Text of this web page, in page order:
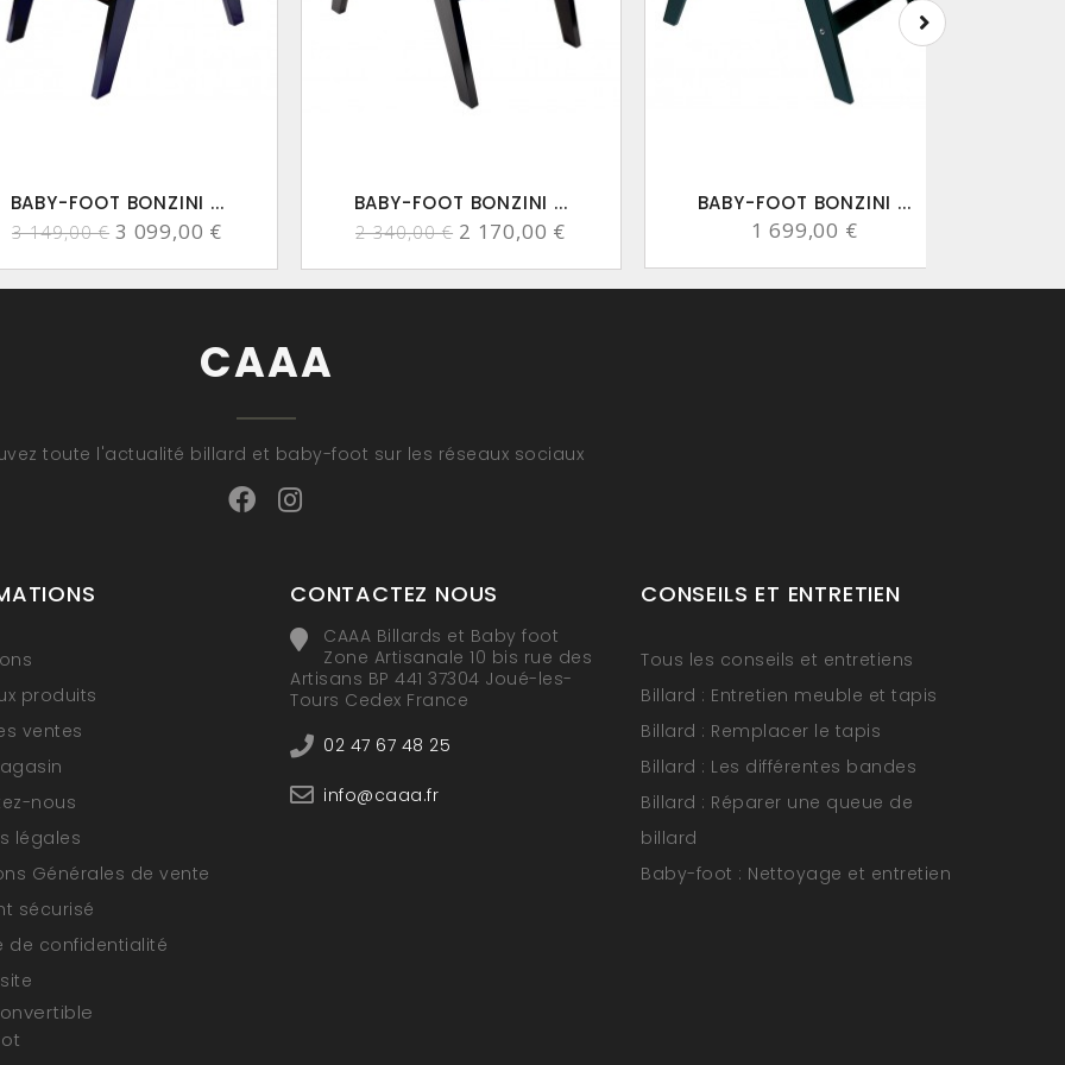
BABY-FOOT BONZINI ...
3 149,00 € 3 099,00 €
BABY-FOOT BONZINI ...
2 340,00 € 2 170,00 €
BABY-FOOT BONZINI ...
1 699,00 €
CAAA
toute l'actualité billard et baby-foot sur les réseaux sociaux
produits
ventes
nous
légales
Générales de vente
sécurisé
de confidentialité
CONTACTEZ NOUS
CAAA Billards et Baby foot
Zone Artisanale 10 bis rue des
Artisans BP 441 37304 Joué-les-
Tours Cedex France
02 47 67 48 25
info@caaa.fr
CONSEILS ET ENTRETIEN
Tous les conseils et entretiens
Billard : Entretien meuble et tapis
Billard : Remplacer le tapis
Billard : Les différentes bandes
Billard : Réparer une queue de
billard
Baby-foot : Nettoyage et entretien